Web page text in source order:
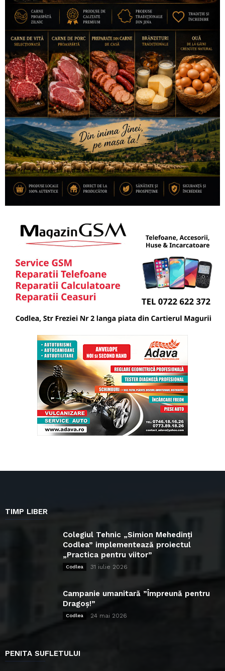
TIMP LIBER
Colegiul Tehnic „Simion Mehedinți
Codlea” implementează proiectul
„Practica pentru viitor”
Codlea 31 iulie 2026
Campanie umanitară ”Împreună pentru
Dragoș!”
Codlea 24 mai 2026
PENITA SUFLETULUI